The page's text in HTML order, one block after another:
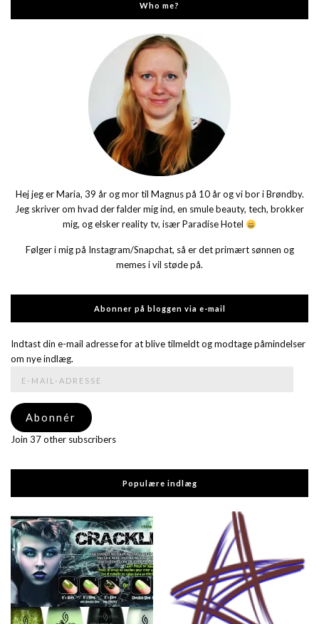
Who me?
Hej jeg er Maria, 39 år og mor til Magnus på 10 år og vi bor i Brøndby.
Jeg skriver om hvad der falder mig ind, en smule beauty, tech, brokker
mig, og elsker reality tv, især Paradise Hotel
Følger i mig på Instagram/Snapchat, så er det primært sønnen og
memes i vil støde på.
Abonner på bloggen via e-mail
Indtast din e-mail adresse for at blive tilmeldt og modtage påmindelser
om nye indlæg.
adresse
Abonnér
Join 37 other subscribers
Populære indlæg